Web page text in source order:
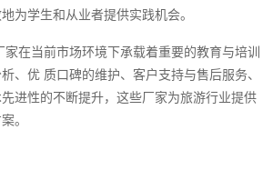
为学生和从业者提供实践机会。
在当前市场环境下承载着重要的教育与培训
、优 质口碑的维护、客户支持与售后服务、
进性的不断提升，这些厂家为旅游行业提供
。‍